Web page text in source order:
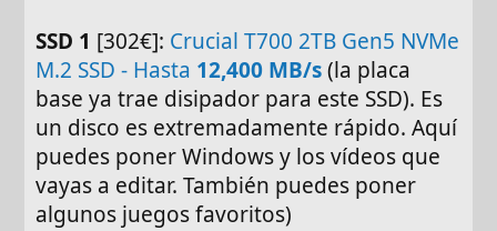
SSD 1 [302€]: Crucial T700 2TB Gen5 NVMe
M.2 SSD - Hasta 12,400 MB/s(la placa
base ya trae disipador para este SSD). Es
un disco es extremadamente rápido. Aquí
puedes poner Windows y los vídeos que
vayas a editar. También puedes poner
algunos juegos favoritos)